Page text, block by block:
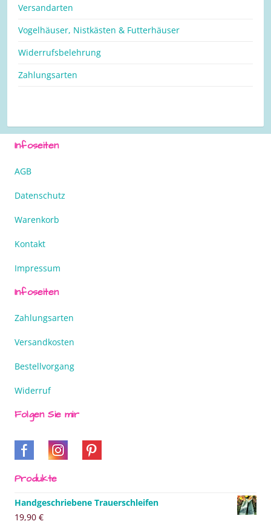
Versandarten
Vogelhäuser, Nistkästen & Futterhäuser
Widerrufsbelehrung
Zahlungsarten
Infoseiten
AGB
Datenschutz
Warenkorb
Kontakt
Impressum
Infoseiten
Zahlungsarten
Versandkosten
Bestellvorgang
Widerruf
Folgen Sie mir
Produkte
Handgeschriebene Trauerschleifen
19,90 €